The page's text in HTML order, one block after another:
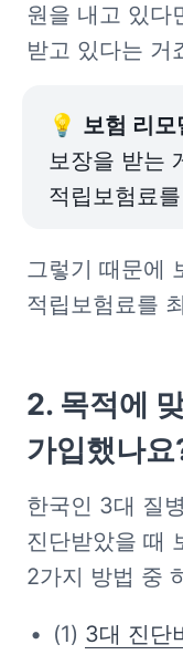
원을 내고 있다
받고 있다는 거
💡
보장을 받는
적립보험료
그렇기 때문에
적립보험료를
2. 목적에
가입했나요
한국인 3대 질
진단받았을 때
2가지 방법 중
(1) 3대 진단